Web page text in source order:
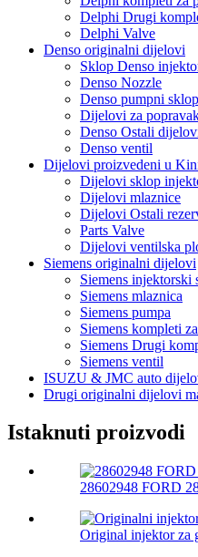
Delphi Drugi
Delphi Valve
Denso originalni dijelovi
Sklop Denso
Denso Nozzle
Denso pumpni sklop
Dijelovi za
Denso Ostali
Denso ventil
Dijelovi proizvedeni u
Dijelovi sklop
Dijelovi mlaznice
Dijelovi Ostali
Parts Valve
Dijelovi ventilska
Siemens originalni dijelovi
Siemens injektorski
Siemens mlaznica
Siemens pumpa
Siemens kompleti
Siemens Drugi
Siemens ventil
ISUZU & JMC auto
Drugi originalni dijelovi
Istaknuti proizvodi
28602948 FORD
Original injektor za